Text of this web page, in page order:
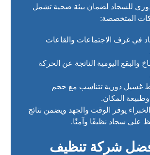
للسجاد لضمان بيئة صحية تشمل
المتخصصة:
في غرف الاجتماعات والقاعات
والبقع اليومية الناتجة عن الحركة
غسيل دورية تتناسب مع حجم
وطبيعة المكان.
يوفر الوقت والجهد ويضمن نتائج
على سجاد نظيفًا وآمنًا.
أفضل شركة تنظيف